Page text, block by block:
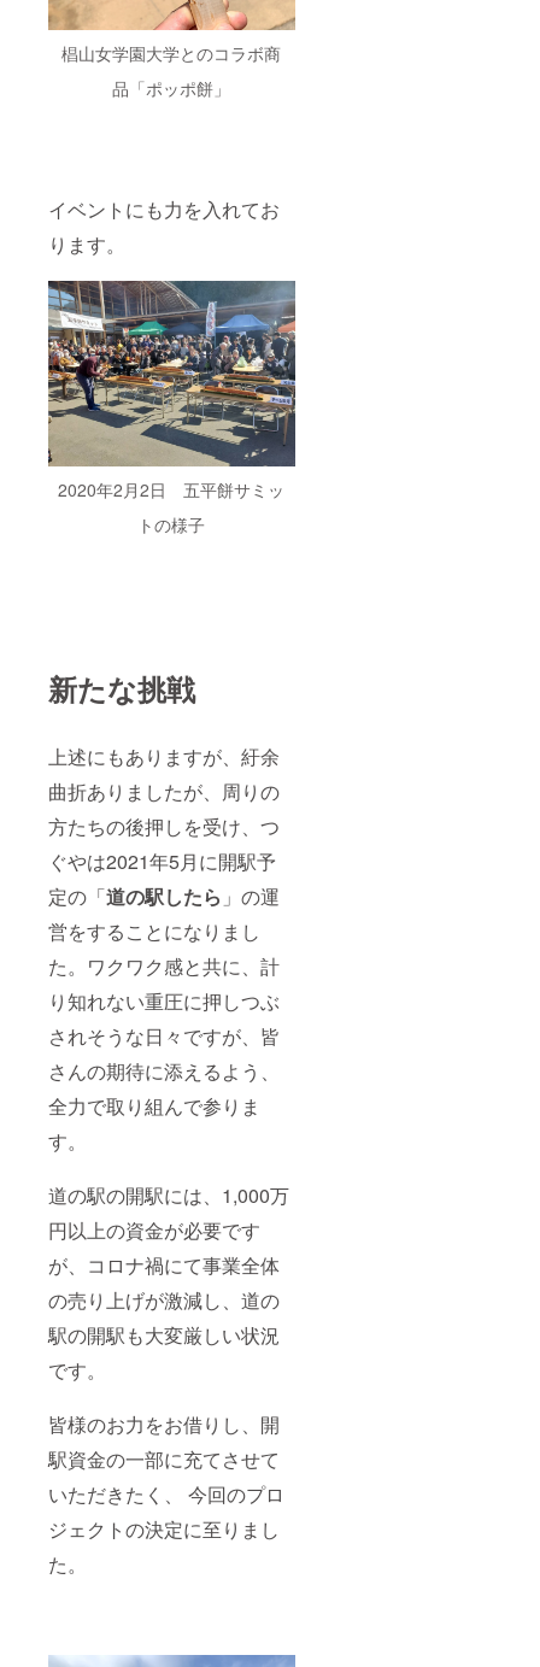
椙山女学園大学とのコラボ商
品「ポッポ餅」
イベントにも力を入れてお
ります。
2020年2月2日 五平餅サミッ
トの様子
新たな挑戦
上述にもありますが、紆余
曲折ありましたが、周りの
方たちの後押しを受け、つ
ぐやは2021年5月に開駅予
定の「道の駅したら 」の運
営をすることになりまし
た。ワクワク感と共に、計
り知れない重圧に押しつぶ
されそうな日々ですが、皆
さんの期待に添えるよう、
全力で取り組んで参りま
す。
道の駅の開駅には、1,000万
円以上の資金が必要です
が、コロナ禍にて事業全体
の売り上げが激減し、道の
駅の開駅も大変厳しい状況
です。
皆様のお力をお借りし、開
駅資金の一部に充てさせて
いただきたく、 今回のプロ
ジェクトの決定に至りまし
た。